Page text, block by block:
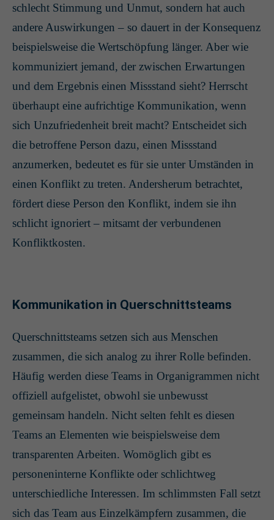
schlecht Stimmung und Unmut, sondern hat auch
andere Auswirkungen – so dauert in der Konsequenz
beispielsweise die Wertschöpfung länger. Aber wie
kommuniziert jemand, der zwischen Erwartungen
und dem Ergebnis einen Missstand sieht? Herrscht
überhaupt eine aufrichtige Kommunikation, wenn
sich Unzufriedenheit breit macht? Entscheidet sich
die betroffene Person dazu, einen Missstand
anzumerken, bedeutet es für sie unter Umständen in
einen Konflikt zu treten. Andersherum betrachtet,
fördert diese Person den Konflikt, indem sie ihn
schlicht ignoriert – mitsamt der verbundenen
Konfliktkosten.
Kommunikation in Querschnittsteams
Querschnittsteams setzen sich aus Menschen
zusammen, die sich analog zu ihrer Rolle befinden.
Häufig werden diese Teams in Organigrammen nicht
offiziell aufgelistet, obwohl sie unbewusst
gemeinsam handeln. Nicht selten fehlt es diesen
Teams an Elementen wie beispielsweise dem
transparenten Arbeiten. Womöglich gibt es
personeninterne Konflikte oder schlichtweg
unterschiedliche Interessen. Im schlimmsten Fall setzt
sich das Team aus Einzelkämpfern zusammen, die